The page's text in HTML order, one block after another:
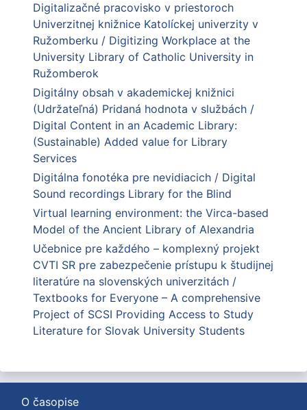
Digitalizačné pracovisko v priestoroch
Univerzitnej knižnice Katolíckej univerzity v
Ružomberku / Digitizing Workplace at the
University Library of Catholic University in
Ružomberok
Digitálny obsah v akademickej knižnici
(Udržateľná) Pridaná hodnota v službách /
Digital Content in an Academic Library:
(Sustainable) Added value for Library
Services
Digitálna fonotéka pre nevidiacich / Digital
Sound recordings Library for the Blind
Virtual learning environment: the Virca-based
Model of the Ancient Library of Alexandria
Učebnice pre každého – komplexný projekt
CVTI SR pre zabezpečenie prístupu k študijnej
literatúre na slovenských univerzitách /
Textbooks for Everyone – A comprehensive
Project of SCSI Providing Access to Study
Literature for Slovak University Students
O časopise